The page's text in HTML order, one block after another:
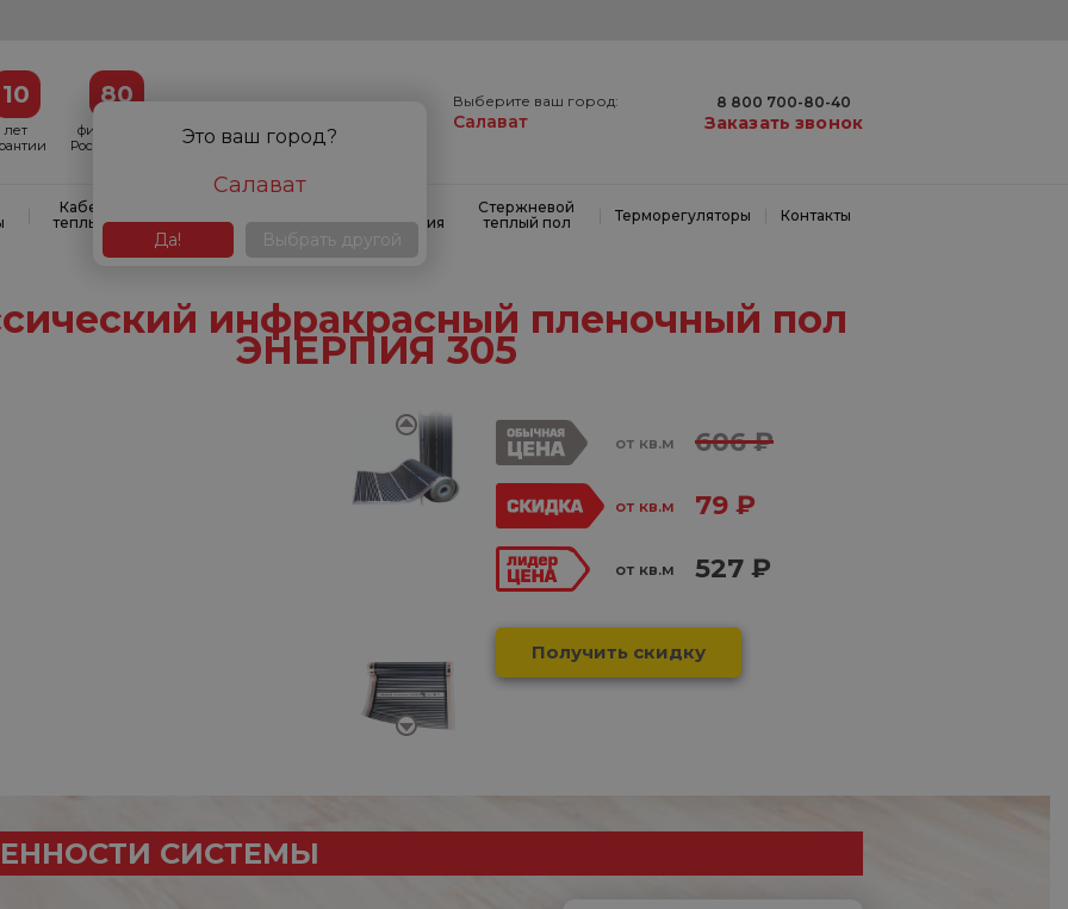
10
лет
80
филиалов в
России и СНГ
Выберите ваш город:
Салават
8 800 700-80-40
Заказать звонок
Кабельные
теплые полы
маты
антиобледенения
Стержневой
теплый пол
Терморегуляторы Контакты
инфракрасный пленочный пол
ЭНЕРПИЯ 305
от кв.м 606 ₽
от кв.м 79 ₽
от кв.м 527 ₽
Получить скидку
СИСТЕМЫ
Это ваш город?
Салават
Да! Выбрать другой